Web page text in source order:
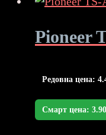
Pioneer
Редовна цена:
Смарт цена: